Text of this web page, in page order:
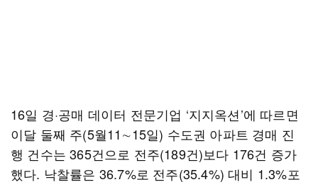
16일 경·공매 데이터 전문기업 ‘지지옥션’에 따르면
이달 둘째 주(5월11∼15일) 수도권 아파트 경매 진
행 건수는 365건으로 전주(189건)보다 176건 증가
했다. 낙찰률은 36.7%로 전주(35.4%) 대비 1.3%포